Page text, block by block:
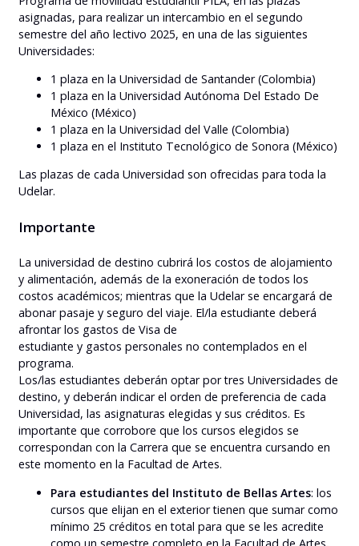
asignadas, para realizar un intercambio en el segundo
semestre del año lectivo 2025, en una de las siguientes
Universidades:
1 plaza en la Universidad de Santander (Colombia)
1 plaza en la Universidad Autónoma Del Estado De
México (México)
1 plaza en la Universidad del Valle (Colombia)
1 plaza en el Instituto Tecnológico de Sonora (México)
Las plazas de cada Universidad son ofrecidas para toda la
Udelar.
Importante
La universidad de destino cubrirá los costos de alojamiento
y alimentación, además de la exoneración de todos los
costos académicos; mientras que la Udelar se encargará de
abonar pasaje y seguro del viaje. El/la estudiante deberá
afrontar los gastos de Visa de
estudiante y gastos personales no contemplados en el
programa.
Los/las estudiantes deberán optar por tres Universidades de
destino, y deberán indicar el orden de preferencia de cada
Universidad, las asignaturas elegidas y sus créditos. Es
importante que corrobore que los cursos elegidos se
correspondan con la Carrera que se encuentra cursando en
este momento en la Facultad de Artes.
Para estudiantes del Instituto de Bellas Artes: los
cursos que elijan en el exterior tienen que sumar como
mínimo 25 créditos en total para que se les acredite
como un semestre completo en la Facultad de Artes,